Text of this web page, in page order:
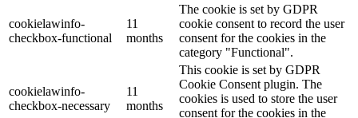
cookielawinfo-
checkbox-functional
11
months
The cookie is set by GDPR
cookie consent to record the user
consent for the cookies in the
category "Functional".
cookielawinfo-
checkbox-necessary
11
months
This cookie is set by GDPR
Cookie Consent plugin. The
cookies is used to store the user
consent for the cookies in the